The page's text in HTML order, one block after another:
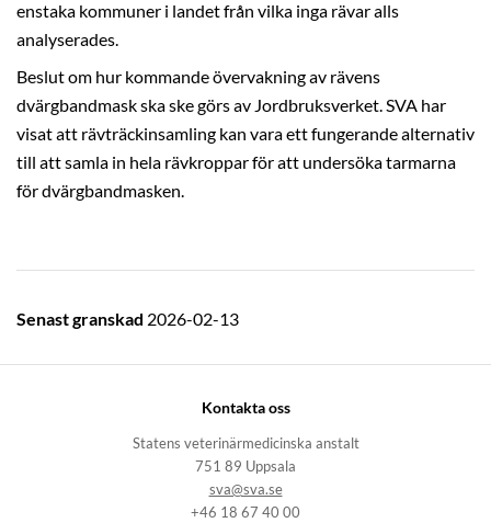
enstaka kommuner i landet från vilka inga rävar alls
analyserades.
Beslut om hur kommande övervakning av rävens
dvärgbandmask ska ske görs av Jordbruksverket. SVA har
visat att rävträckinsamling kan vara ett fungerande alternativ
till att samla in hela rävkroppar för att undersöka tarmarna
för dvärgbandmasken.
Senast granskad 2026-02-13
Kontakta oss
Statens veterinärmedicinska anstalt
751 89 Uppsala
sva@sva.se
+46 18 67 40 00